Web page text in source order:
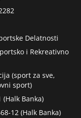
Delatnosti
i Rekreativno
(sport za sve,
sport)
(Halk Banka)
12 (Halk Banka)